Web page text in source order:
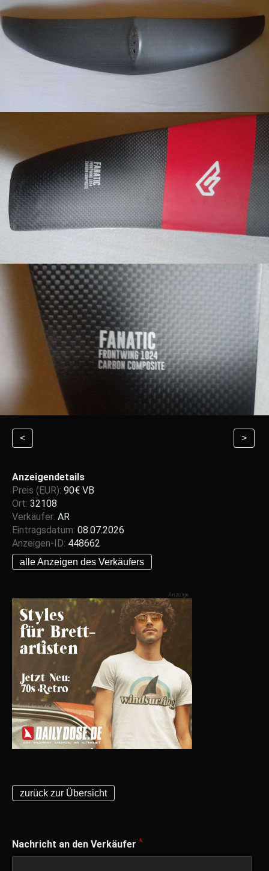
< >
Anzeigendetails
Preis (EUR): 90€ VB
Ort: 32108
Verkäufer: AR
Eintragsdatum: 08.07.2026
Anzeigen-ID: 448662
alle Anzeigen des Verkäufers
zurück zur Übersicht
Nachricht an den Verkäufer *